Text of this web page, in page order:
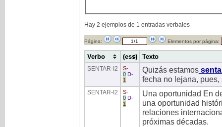
Hay 2 ejemplos de 1 entradas verbales
Página: Elementos por página:
Verbo (ess) Texto
SENTAR-I2 S-
0 D-
1
Quizás estamos
fecha no lejana, pues,
SENTAR-I2 S-
0 D-
1
Una oportunidad En
una oportunidad
relaciones
próximas décadas.